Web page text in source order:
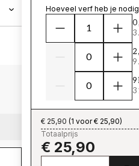
Hoeveel verf heb je
€ 25,90 (1 voor € 25,90)
Totaalprijs
€ 25,90